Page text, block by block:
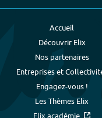
Accueil
Découvrir Elix
Nos partenaires
Entreprises et
Engagez-vous !
Les Thèmes Elix
Elix académie